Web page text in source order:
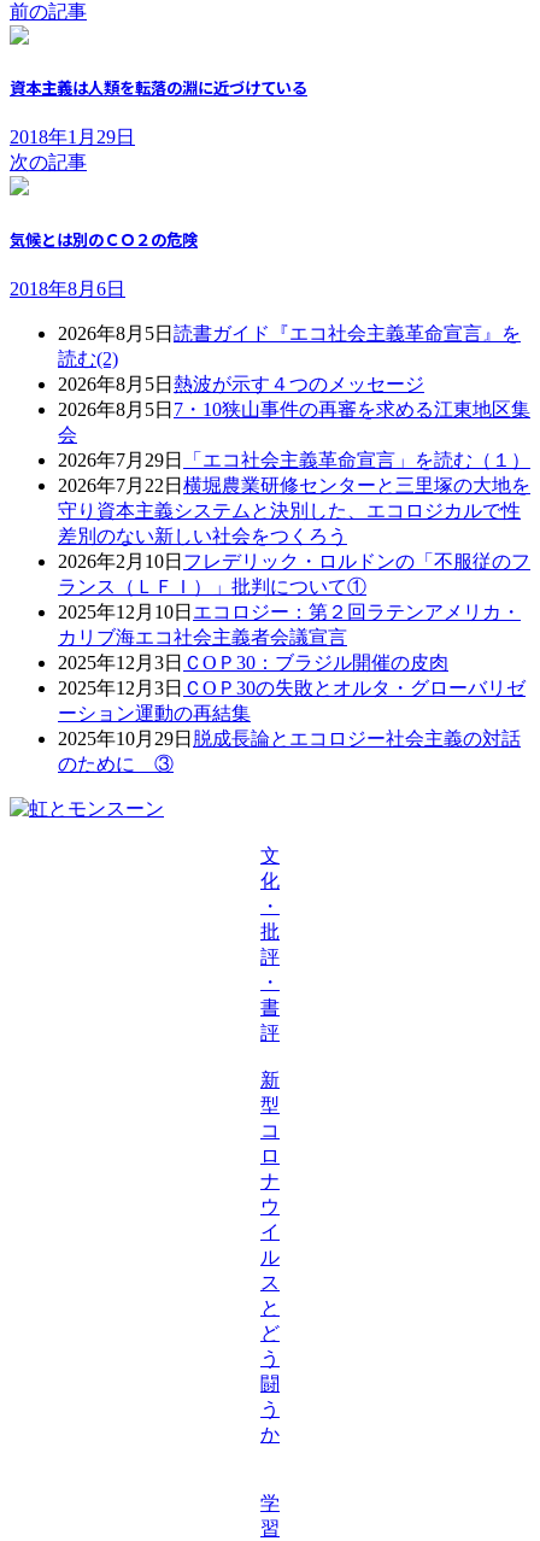
前の記事
資本主義は人類を転落の淵に近づけている
2018年1月29日
次の記事
気候とは別のＣＯ２の危険
2018年8月6日
2026年8月5日 読書ガイド『エコ社会主義革命宣言』を
読む(2)
2026年8月5日 熱波が示す４つのメッセージ
2026年8月5日 7・10狭山事件の再審を求める江東地区集
会
2026年7月29日
「エコ社会主義革命宣言」を読む（１）
2026年7月22日 横堀農業研修センターと三里塚の大地を
守り資本主義システムと決別した、エコロジカルで性
差別のない新しい社会をつくろう
2026年2月10日 フレデリック・ロルドンの「不服従のフ
ランス（ＬＦＩ）」批判について①
2025年12月10日 エコロジー：第２回ラテンアメリカ・
カリブ海エコ社会主義者会議宣言
2025年12月3日 ＣОＰ30：ブラジル開催の皮肉
2025年12月3日 ＣОＰ30の失敗とオルタ・グローバリゼ
ーション運動の再結集
2025年10月29日 脱成長論とエコロジー社会主義の対話
のために ③
文
化
・
批
評
・
書
評
新
型
コ
ロ
ナ
ウ
イ
ル
ス
と
ど
う
闘
う
か
学
習